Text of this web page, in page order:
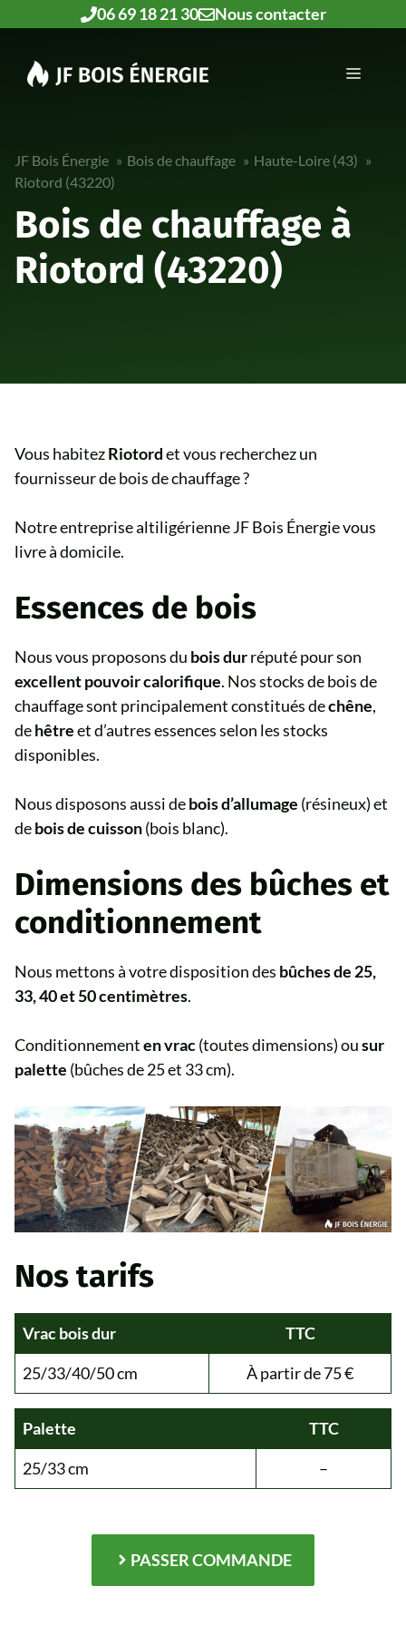
contenu
06 69 18 21 30 Nous contacter
MENU
JF Bois Énergie Bois de chauffage
Haute-Loire (43)
Riotord (43220)
Bois de chauffage à
Riotord (43220)
Vous habitezRiotordet vous recherchez un
fournisseur de bois de chauffage ?
Notre entreprise altiligérienne JF Bois Énergie vous
livre à domicile.
Essences de bois
Nous vous proposons du bois durréputé pour son
excellent pouvoir calorifique. Nos stocks de bois de
chauffage sont principalement constitués dechêne,
dehêtreet d’autres essences selon les stocks
disponibles.
Nous disposons aussi debois d’allumage (résineux) et
debois de cuisson(bois blanc).
Dimensions des bûches et
conditionnement
Nous mettons à votre disposition des bûches de 25,
33, 40 et 50 centimètres.
Conditionnementen vrac(toutes dimensions) ousur
palette (bûches de 25 et 33 cm).
Nos tarifs
Vrac bois dur
TTC
25/33/40/50 cm
À partir de 75 €
Palette
TTC
25/33 cm
–
PASSER COMMANDE